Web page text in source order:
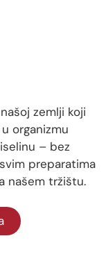
zemlji koji
organizmu
– bez
preparatima
našem tržištu.